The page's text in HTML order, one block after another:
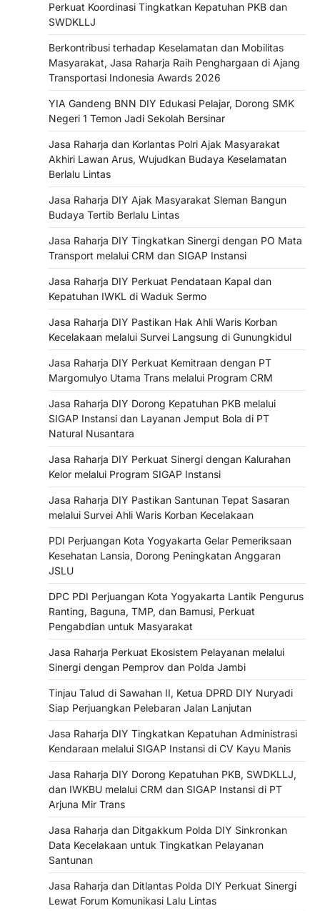
Perkuat Koordinasi Tingkatkan Kepatuhan PKB dan
SWDKLLJ
Berkontribusi terhadap Keselamatan dan Mobilitas
Masyarakat, Jasa Raharja Raih Penghargaan di Ajang
Transportasi Indonesia Awards 2026
YIA Gandeng BNN DIY Edukasi Pelajar, Dorong SMK
Negeri 1 Temon Jadi Sekolah Bersinar
Jasa Raharja dan Korlantas Polri Ajak Masyarakat
Akhiri Lawan Arus, Wujudkan Budaya Keselamatan
Berlalu Lintas
Jasa Raharja DIY Ajak Masyarakat Sleman Bangun
Budaya Tertib Berlalu Lintas
Jasa Raharja DIY Tingkatkan Sinergi dengan PO Mata
Transport melalui CRM dan SIGAP Instansi
Jasa Raharja DIY Perkuat Pendataan Kapal dan
Kepatuhan IWKL di Waduk Sermo
Jasa Raharja DIY Pastikan Hak Ahli Waris Korban
Kecelakaan melalui Survei Langsung di Gunungkidul
Jasa Raharja DIY Perkuat Kemitraan dengan PT
Margomulyo Utama Trans melalui Program CRM
Jasa Raharja DIY Dorong Kepatuhan PKB melalui
SIGAP Instansi dan Layanan Jemput Bola di PT
Natural Nusantara
Jasa Raharja DIY Perkuat Sinergi dengan Kalurahan
Kelor melalui Program SIGAP Instansi
Jasa Raharja DIY Pastikan Santunan Tepat Sasaran
melalui Survei Ahli Waris Korban Kecelakaan
PDI Perjuangan Kota Yogyakarta Gelar Pemeriksaan
Kesehatan Lansia, Dorong Peningkatan Anggaran
JSLU
DPC PDI Perjuangan Kota Yogyakarta Lantik Pengurus
Ranting, Baguna, TMP, dan Bamusi, Perkuat
Pengabdian untuk Masyarakat
Jasa Raharja Perkuat Ekosistem Pelayanan melalui
Sinergi dengan Pemprov dan Polda Jambi
Tinjau Talud di Sawahan II, Ketua DPRD DIY Nuryadi
Siap Perjuangkan Pelebaran Jalan Lanjutan
Jasa Raharja DIY Tingkatkan Kepatuhan Administrasi
Kendaraan melalui SIGAP Instansi di CV Kayu Manis
Jasa Raharja DIY Dorong Kepatuhan PKB, SWDKLLJ,
dan IWKBU melalui CRM dan SIGAP Instansi di PT
Arjuna Mir Trans
Jasa Raharja dan Ditgakkum Polda DIY Sinkronkan
Data Kecelakaan untuk Tingkatkan Pelayanan
Santunan
Jasa Raharja dan Ditlantas Polda DIY Perkuat Sinergi
Lewat Forum Komunikasi Lalu Lintas